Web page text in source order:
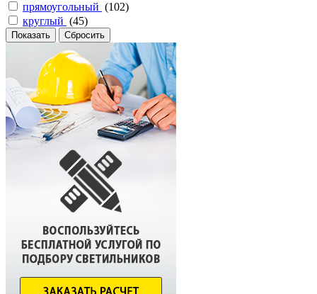
прямоугольный (102)
круглый (45)